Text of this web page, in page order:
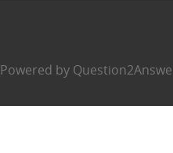
Powered by